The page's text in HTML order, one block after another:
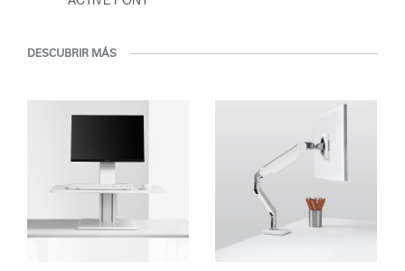
DESCUBRIR MÁS